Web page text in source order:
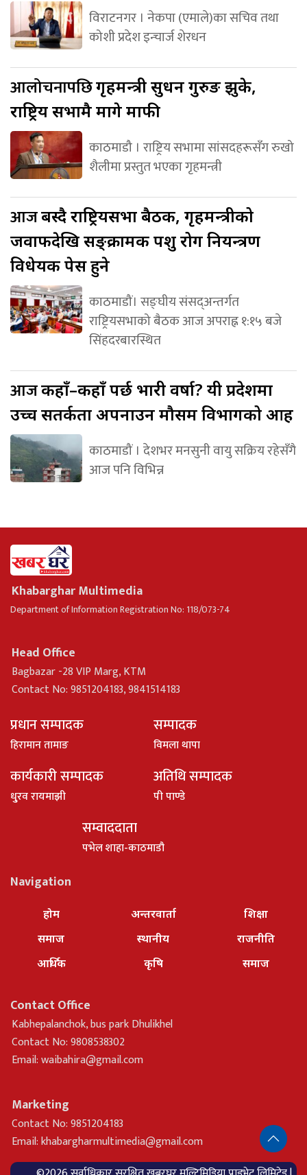
विराटनगर । नेकपा (एमाले)का सचिव तथा
कोशी प्रदेश इन्चार्ज शेरधन
आलोचनापछिगृहमन्त्री सुधन गुरुङ झुके,
राष्ट्रिय सभामै मागे माफी
काठमाडौ । राष्ट्रिय सभामा सांसदहरूसँग रुखो
शैलीमा प्रस्तुत भएका गृहमन्त्री
आजबस्दै राष्ट्रियसभा बैठक, गृहमन्त्रीको
जवाफदेखि सङ्क्रामक पशु रोग नियन्त्रण
विधेयक पेस हुने
काठमाडौं। सङ्घीय संसद्अन्तर्गत
राष्ट्रियसभाको बैठक आज अपराह्न १:१५ बजे
सिंहदरबारस्थित
आजकहाँ–कहाँ पर्छ भारी वर्षा? यी प्रदेशमा
उच्च सतर्कता अपनाउन मौसम विभागको आग्रह
काठमाडौं । देशभर मनसुनी वायु सक्रिय रहेसँगै
आज पनि विभिन्न
Khabarghar Multimedia
Department of Information Registration No: 118/073-74
Head Office
Bagbazar -28 VIP Marg, KTM
Contact No: 9851204183, 9841514183
प्रधान सम्पादक
हिरामान तामाङ
सम्पादक
विमला थापा
कार्यकारी सम्पादक
धु्रव रायमाझी
अतिथि सम्पादक
पी पाण्डे
सम्वाददाता
पभेल शाहा-काठमाडौ
Navigation
होम
समाज
आर्थिक
अन्तरवार्ता
स्थानीय
कृषि
शिक्षा
राजनीति
समाज
Contact Office
Kabhepalanchok, bus park Dhulikhel
Contact No: 9808538302
Email:waibahira@gmail.com
Marketing
Contact No: 9851204183
Email:khabargharmultimedia@gmail.com